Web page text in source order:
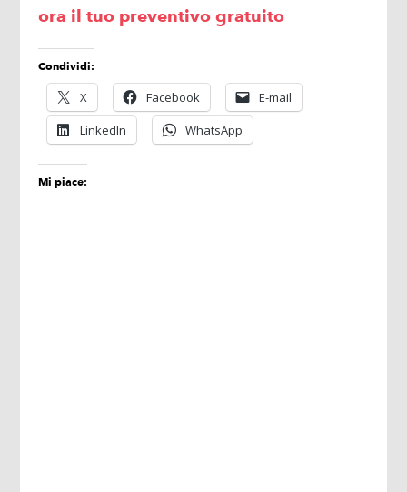
ora il tuo preventivo gratuito
Condividi:
X Facebook
E-mail
LinkedIn
WhatsApp
Mi piace: